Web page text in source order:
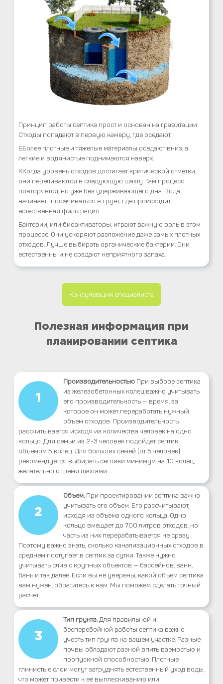
Принцип работы септика прост и основан на гравитации.
Отходы попадают в первую камеру, где оседают.
ББолее плотные и тяжелые материалы оседают вниз, а
легкие и водянистые поднимаются наверх.
ККогда уровень отходов достигает критической отметки,
они переливаются в следующую шахту. Там процесс
повторяется, но уже без удерживающего дна. Вода
начинает просачиваться в грунт, где происходит
естественная фильтрация.
Бактерии, или биоактиваторы, играют важную роль в этом
процессе. Они ускоряют разложение даже самых плотных
отходов. Лучше выбирать органические бактерии. Они
естественны и не создают неприятного запаха.
Консультация специалиста
Полезная информация при
планировании септика
1
ПроизводительностьюПри выборе септика
из железобетонных колец важно учитывать
его производительность — время, за
которое он может переработать нужный
объем отходов. Производительность
рассчитывается исходя из количества человек на одно
кольцо. Для семьи из 2-3 человек подойдет септик
объемом 5 колец. Для больших семей (от 5 человек)
рекомендуется выбирать септики минимум на 10 колец,
желательно с тремя шахтами.
2
Объем.При проектировании септика важно
учитывать его объем. Его рассчитывают,
исходя из объема одного кольца. Одно
кольцо вмещает до 700 литров отходов, но
часть из них перерабатывается не сразу.
Поэтому важно знать, сколько канализационных отходов в
среднем поступает в септик за сутки. Также нужно
учитывать слив с крупных объектов — бассейнов, ванн,
бань и так далее. Если вы не уверены, какой объем септика
вам нужен, обратитесь к нам. Мы поможем сделать точный
расчет.
3
Тип грунта.Для правильной и
бесперебойной работы септика важно
учесть тип грунта на вашем участке. Разные
почвы обладают разной впитываемостью и
пропускной способностью. Плотные
глинистые слои могут затруднять естественный уход воды,
что может привести к её выплескиванию или